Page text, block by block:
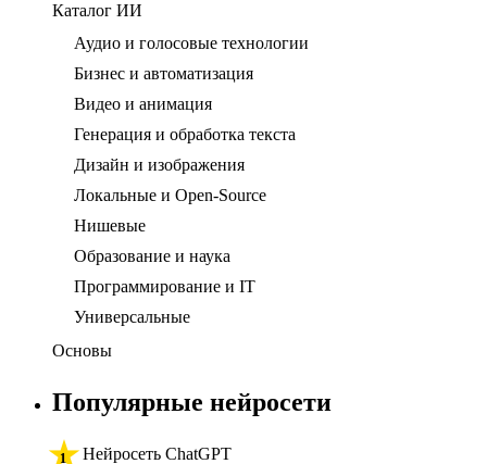
Каталог ИИ
Аудио и голосовые технологии
Бизнес и автоматизация
Видео и анимация
Генерация и обработка текста
Дизайн и изображения
Локальные и Open-Source
Нишевые
Образование и наука
Программирование и IT
Универсальные
Основы
Популярные нейросети
Нейросеть ChatGPT